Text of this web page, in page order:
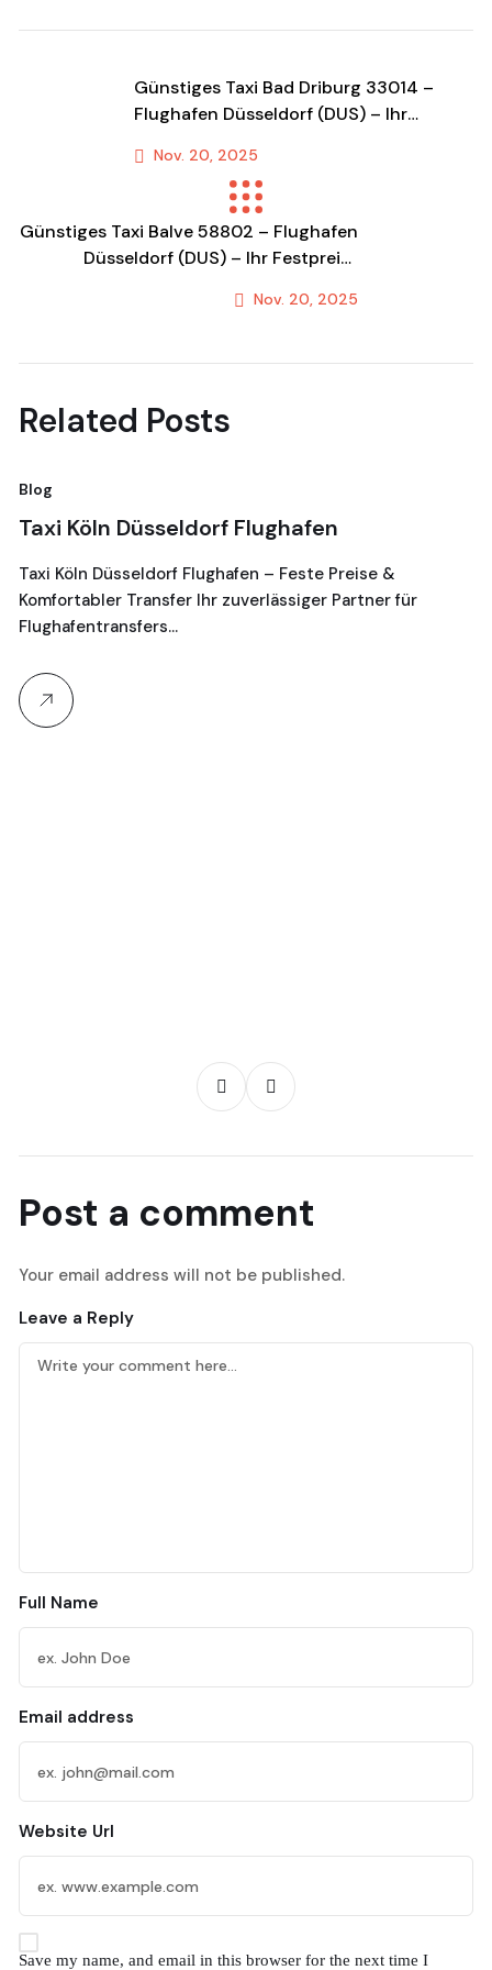
Günstiges Taxi Bad Driburg 33014 –
Flughafen Düsseldorf (DUS) – Ihr
Nov. 20, 2025
Previous Post
Günstiges Taxi Balve 58802 – Flughafen
Düsseldorf (DUS) – Ihr Festpreis-
Nov. 20, 2025
Related Posts
Blog
Taxi Köln Düsseldorf Flughafen
Taxi Köln Düsseldorf Flughafen – Feste Preise &
Komfortabler Transfer Ihr zuverlässiger Partner für
Flughafentransfers…
Post a comment
Your email address will not be published.
Leave a Reply
Full Name
Email address
Website Url
Save my name, and email in this browser for the next time I